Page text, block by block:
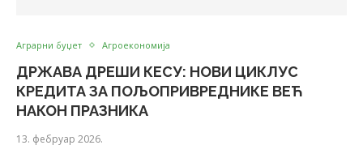
Аграрни буџет Агроекономија
ДРЖАВА ДРЕШИ КЕСУ: НОВИ ЦИКЛУС
КРЕДИТА ЗА ПОЉОПРИВРЕДНИКЕ ВЕЋ
НАКОН ПРАЗНИКА
13. фебруар 2026.